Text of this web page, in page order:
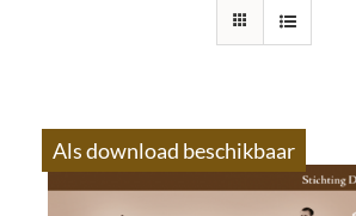
Als download beschikbaar